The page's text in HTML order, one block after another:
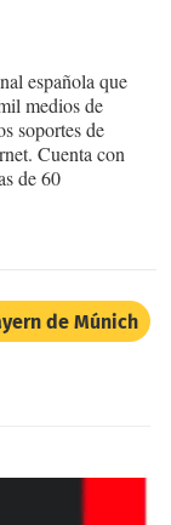
española que
medios de
soportes de
Cuenta con
de 60
de Múnich